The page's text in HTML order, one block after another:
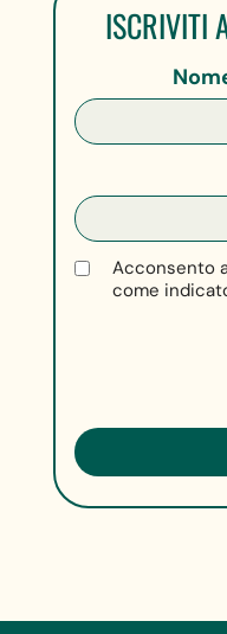
ISCRIVITI
Acconsento
come